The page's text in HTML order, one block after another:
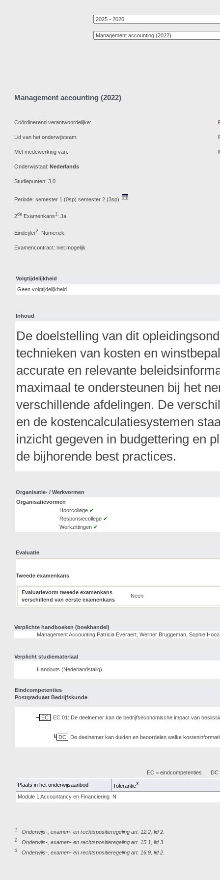
Management accounting (2022)
Coördinerend verantwoordelijke:
Lid van het onderwijsteam:
Met medewerking van:
Onderwijstaal: Nederlands
Studiepunten: 3,0
Periode: semester 1 (0sp) semester 2 (3sp)
2de Examenkans1: Ja
Eindcijfer2: Numeriek
Examencontract: niet mogelijk
Volgtijdelijkheid
Geen volgtijdelijkheid
Inhoud
De doelstelling van dit
technieken van kosten en
accurate en relevante
maximaal te ondersteunen bij het
verschillende afdelingen. De
en de kostencalculatiesystemen
inzicht gegeven in budgettering en
de bijhorende best practices.
Organisatie- / Werkvormen
Organisatievormen
Hoorcollege ✔
Responsiecollege ✔
Werkzittingen ✔
Evaluatie
Tweede examenkans
Evaluatievorm tweede examenkans
verschillend van eerste examenkans
Neen
Verplichte handboeken (boekhandel)
Management Accounting,Patricia Everaert, Werner Bruggeman, Sophie
Verplicht studiemateriaal
Handouts (Nederlandstalig)
Eindcompetenties
Postgraduaat Bedrijfskunde
EC EC 01: De deelnemer kan de bedrijfseconomische impact van
DC De deelnemer kan duiden en beoordelen welke
EC = eindcompetenties DC
Plaats in het onderwijsaanbod Tolerantie3
Module 1 Accountancy en Financiering N
1 Onderwijs-, examen- en rechtspositieregeling art. 12.2, lid 2.
2 Onderwijs-, examen- en rechtspositieregeling art. 15.1, lid 3.
3 Onderwijs-, examen- en rechtspositieregeling art. 16.9, lid 2.